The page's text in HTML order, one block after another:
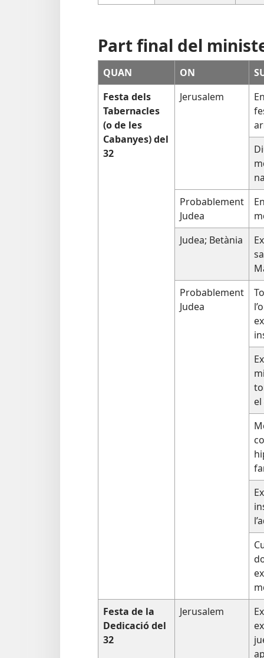
Part final del
QUAN ON
Festa dels
Tabernacles
(o de les
Cabanyes) del
32
Jerusalem
Probablement
Judea
Judea; Betània
Probablement
Judea
Festa de la
Dedicació del
32
Jerusalem